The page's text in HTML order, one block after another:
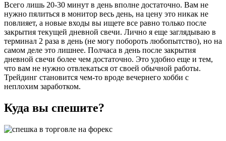
Всего лишь 20-30 минут в день вполне достаточно. Вам не
нужно пялиться в монитор весь день, на цену это никак не
повлияет, а новые входы вы ищете все равно только после
закрытия текущей дневной свечи. Лично я еще заглядываю в
терминал 2 раза в день (не могу побороть любопытство), но на
самом деле это лишнее. Полчаса в день после закрытия
дневной свечи более чем достаточно. Это удобно еще и тем,
что вам не нужно отвлекаться от своей обычной работы.
Трейдинг становится чем-то вроде вечернего хобби с
неплохим заработком.
Куда вы спешите?